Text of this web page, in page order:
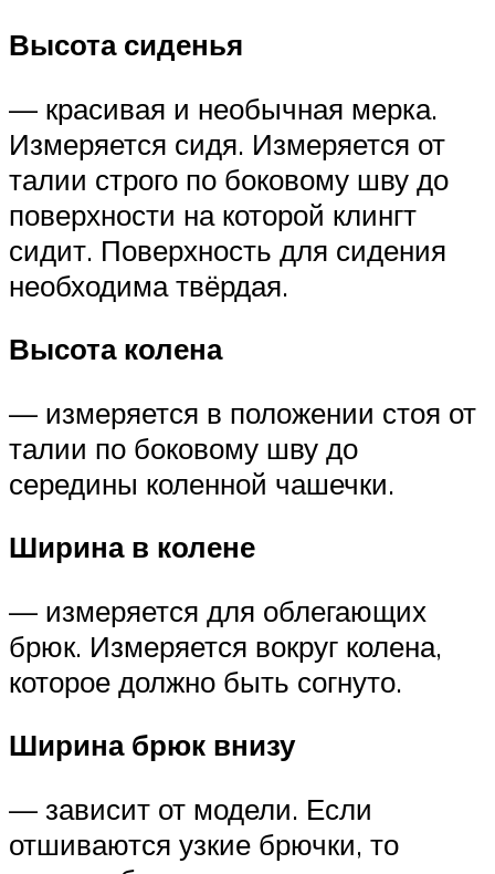
Высота сиденья
— красивая и необычная мерка.
Измеряется сидя. Измеряется от
талии строго по боковому шву до
поверхности на которой клингт
сидит. Поверхность для сидения
необходима твёрдая.
Высота колена
— измеряется в положении стоя от
талии по боковому шву до
середины коленной чашечки.
Ширина в колене
— измеряется для облегающих
брюк. Измеряется вокруг колена,
которое должно быть согнуто.
Ширина брюк внизу
— зависит от модели. Если
отшиваются узкие брючки, то